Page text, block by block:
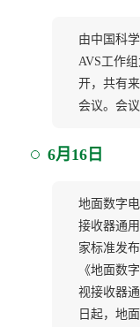
由中国科
AVS工作
开，共有
会议。会
6月16日
地面数字
接收器通
家标准发
《地面数
视接收器
日起，地